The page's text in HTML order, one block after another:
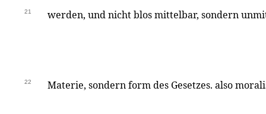
21 werden, und nicht blos mittelbar, sondern
22 Materie, sondern form des Gesetzes. also